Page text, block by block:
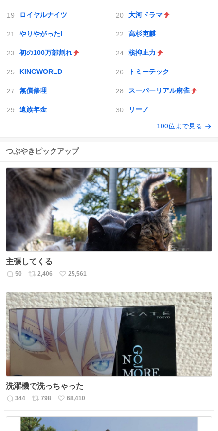
ロイヤルナイツ 大河ドラマ
やりやがった! 高杉吏麒
初の100万部割れ 核抑止力
KINGWORLD トミーテック
無償修理 スーパーリアル麻雀
遺族年金 リーノ
100位まで見る
つぶやきピックアップ
主張してくる
返
数
50
リ
ス
ト
数
2,406
い
ね
数
25,561
洗濯機で洗っちゃった
返
344
リ
ス
798
い
68,410